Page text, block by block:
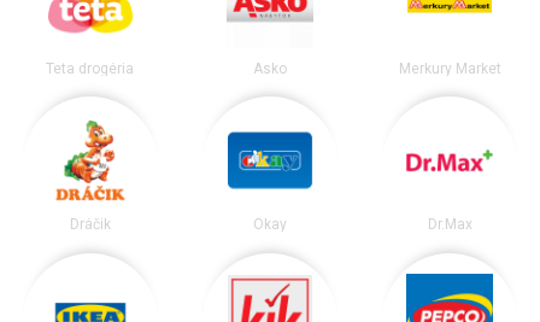
Teta drogéria Asko Merkury Market
Dráčik Okay Dr.Max